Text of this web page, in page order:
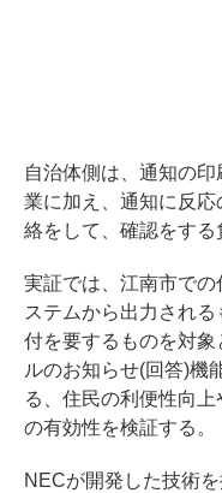
自治体側は、通知の
業に加え、通知に反
絡をして、確認をする
実証では、江南市で
ステムから出力され
付を要するものを対
ルのお知らせ(回答)機
る、住民の利便性向
の有効性を検証する。
NECが開発した技術